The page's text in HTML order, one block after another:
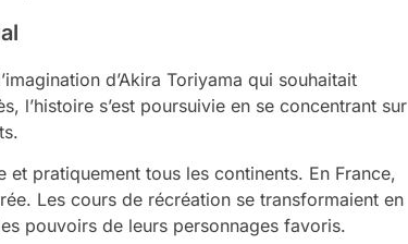
d’Akira Toriyama qui souhaitait
l’histoire s’est poursuivie en se concentrant sur
et pratiquement tous les continents. En France,
Les cours de récréation se transformaient en
pouvoirs de leurs personnages favoris.